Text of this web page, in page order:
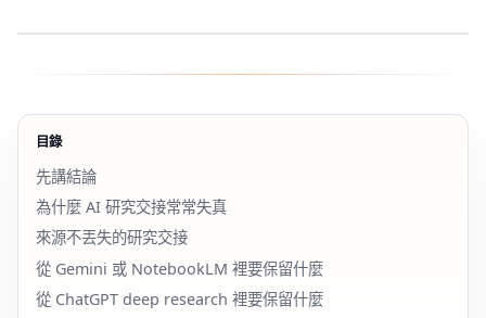
目錄
先講結論
為什麼 AI 研究交接常常失真
來源不丟失的研究交接
從 Gemini 或 NotebookLM 裡要保留什麼
從 ChatGPT deep research 裡要保留什麼